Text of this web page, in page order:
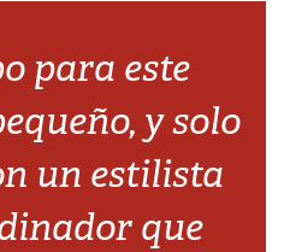
para este
y solo
un estilista
que